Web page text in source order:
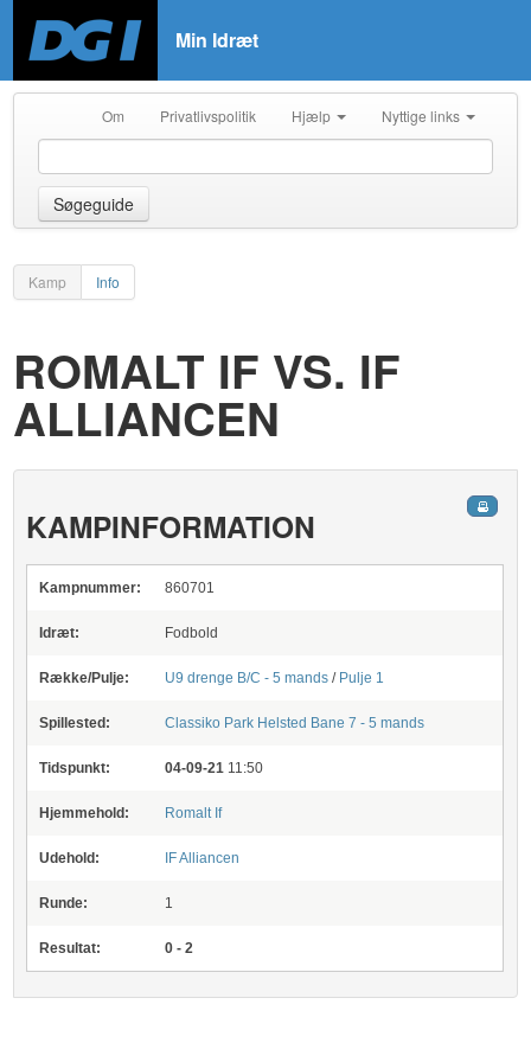
Min Idræt
Om Privatlivspolitik Hjælp Nyttige links
Søgeguide
Kamp Info
ROMALT IF VS. IF
ALLIANCEN
KAMPINFORMATION
Kampnummer: 860701
Idræt: Fodbold
Række/Pulje: U9 drenge B/C - 5 mands / Pulje 1
Spillested: Classiko Park Helsted Bane 7 - 5 mands
Tidspunkt: 04-09-21 11:50
Hjemmehold: Romalt If
Udehold: IF Alliancen
Runde: 1
Resultat: 0 - 2